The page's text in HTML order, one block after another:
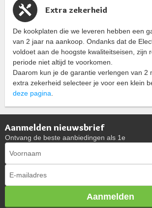
Extra zekerheid
De kookplaten die we leveren hebben een
van 2 jaar na aankoop. Ondanks dat de
voldoet aan de hoogste kwaliteitseisen, zijn
periode niet altijd te voorkomen.
Daarom kun je de garantie verlengen van 2
extra zekerheid selecteer je voor een klein
deze pagina
Aanmelden nieuwsbrief
Ontvang de beste aanbiedingen als 1e
Aanmelden